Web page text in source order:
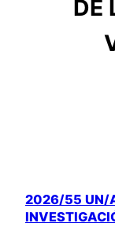
DE
2026/55 UN/